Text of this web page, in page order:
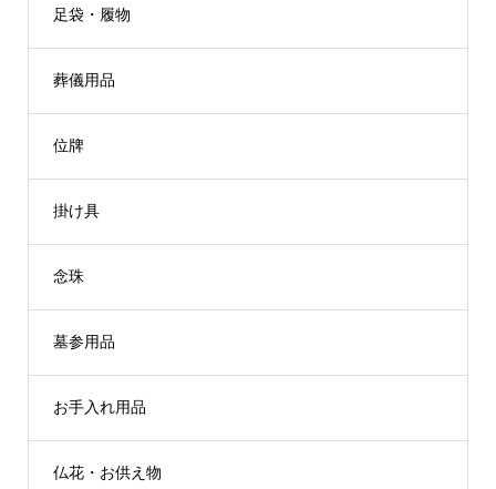
足袋・履物
葬儀用品
位牌
掛け具
念珠
墓参用品
お手入れ用品
仏花・お供え物